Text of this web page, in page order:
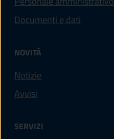
Documenti e dati
NOVITÀ
Notizie
Avvisi
SERVIZI